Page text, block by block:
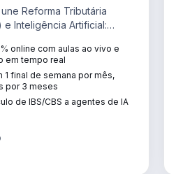
Reforma Tributária
e Inteligência Artificial:
da rotina fiscal.
online com aulas ao vivo e
em tempo real
1 final de semana por mês,
por 3 meses
de IBS/CBS a agentes de IA